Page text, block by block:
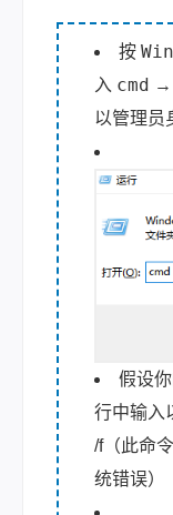
按
入 cmd →
以管理员
假设
行中输入
/f（此命
统错误）